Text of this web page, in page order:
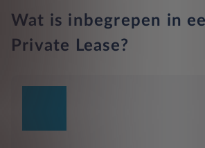
Wat is inbegrepen in
Private Lease?